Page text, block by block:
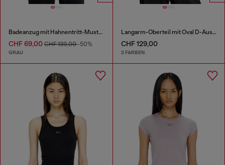
Badeanzug mit Hahnentritt-Muster
CHF 69,00 CHF 139,00-50%
GRAU
Langarm-Oberteil mit Oval D-Ausschnitt
CHF 129,00
2 FARBEN